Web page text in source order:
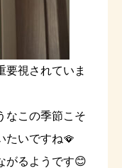
要視されていま
なこの季節こそ
たいですね🪭
がるようです😊